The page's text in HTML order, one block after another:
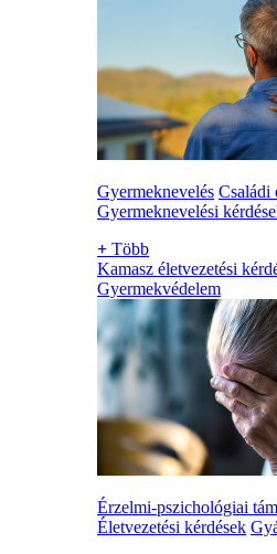
Gyermeknevelés Családi
Gyermeknevelési
+ Több
Kamasz életvezetési
Gyermekvédelem
Érzelmi-pszichológiai
Életvezetési kérdések